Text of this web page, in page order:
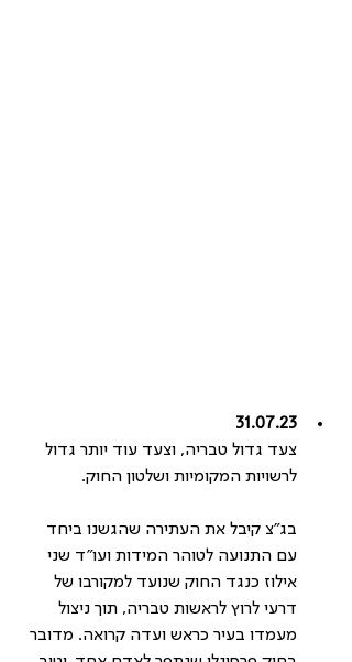
31.07.23
צעד גדול טבריה, וצעד עוד יותר גדול
לרשויות המקומיות ושלטון החוק.
בג"צ קיבל את העתירה שהגשנו ביחד
עם התנועה לטוהר המידות ועו״ד שני
אילוז כנגד החוק שנועד למקורבו של
דרעי לרוץ לראשות טבריה, תוך ניצול
מעמדו בעיר כראש ועדה קרואה. מדובר